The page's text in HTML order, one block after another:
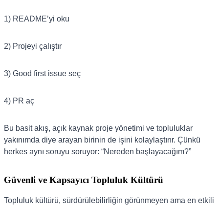
1) README’yi oku
2) Projeyi çalıştır
3) Good first issue seç
4) PR aç
Bu basit akış, açık kaynak proje yönetimi ve topluluklar
yakınımda diye arayan birinin de işini kolaylaştırır. Çünkü
herkes aynı soruyu soruyor: “Nereden başlayacağım?”
Güvenli ve Kapsayıcı Topluluk Kültürü
Topluluk kültürü, sürdürülebilirliğin görünmeyen ama en etkili